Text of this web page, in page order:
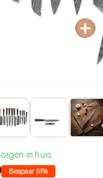
in huis
Bespaar 51%